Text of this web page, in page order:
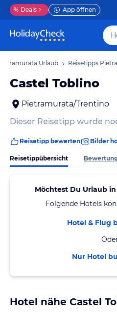
% Deals App öffnen
Urlaub Reisetipps
Castel Toblino
Pietramurata/Trentino
Dieser Reisetipp wurde
Reisetipp bewerten Bilder
Reisetippübersicht
Möchtest Du Urlaub
Folgende Hotels
Hotel & Flug
Nur Hotel
Hotel nähe Castel